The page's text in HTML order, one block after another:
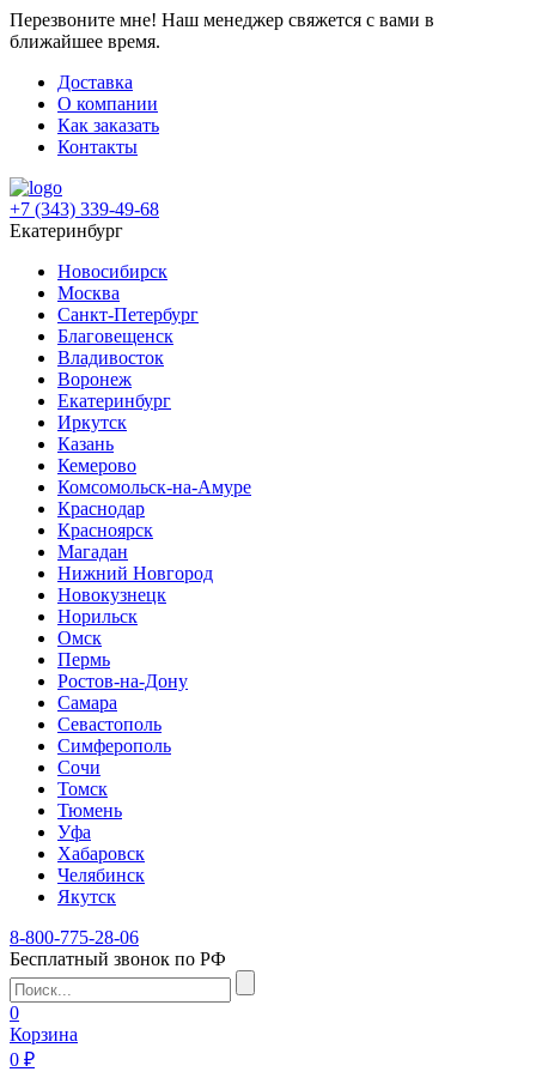
Перезвоните мне! Наш менеджер свяжется с вами в
ближайшее время.
Доставка
О компании
Как заказать
Контакты
+7 (343) 339-49-68
Екатеринбург
Новосибирск
Москва
Санкт-Петербург
Благовещенск
Владивосток
Воронеж
Екатеринбург
Иркутск
Казань
Кемерово
Комсомольск-на-Амуре
Краснодар
Красноярск
Магадан
Нижний Новгород
Новокузнецк
Норильск
Омск
Пермь
Ростов-на-Дону
Самара
Севастополь
Симферополь
Сочи
Томск
Тюмень
Уфа
Хабаровск
Челябинск
Якутск
8-800-775-28-06
Бесплатный звонок по РФ
0
Корзина
0 ₽